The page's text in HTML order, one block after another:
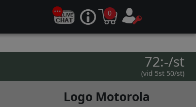
0
72:-/st
(vid 5st 50/st)
Logo Motorola